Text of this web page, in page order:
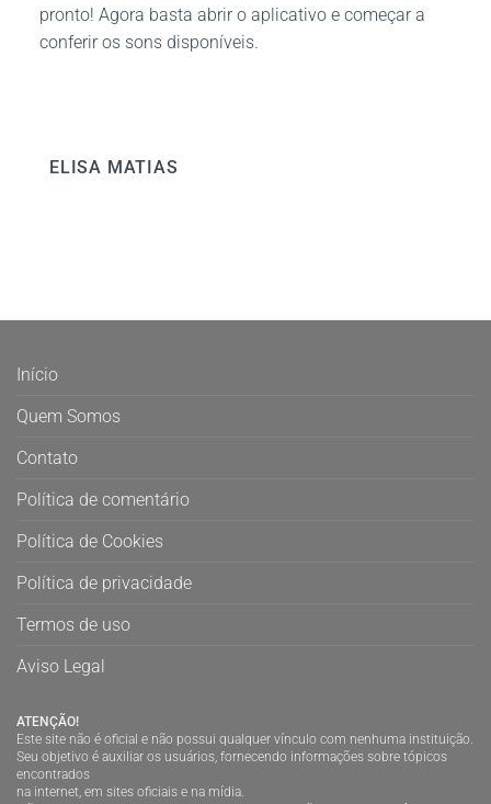
pronto! Agora basta abrir o aplicativo e começar a
conferir os sons disponíveis.
ELISA MATIAS
Início
Quem Somos
Contato
Política de comentário
Política de Cookies
Política de privacidade
Termos de uso
Aviso Legal
ATENÇÃO!
Este site não é oficial e não possui qualquer vínculo com nenhuma instituição.
Seu objetivo é auxiliar os usuários, fornecendo informações sobre tópicos
encontrados
na internet, em sites oficiais e na mídia.